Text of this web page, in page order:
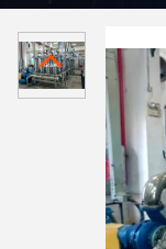
estável de azoto